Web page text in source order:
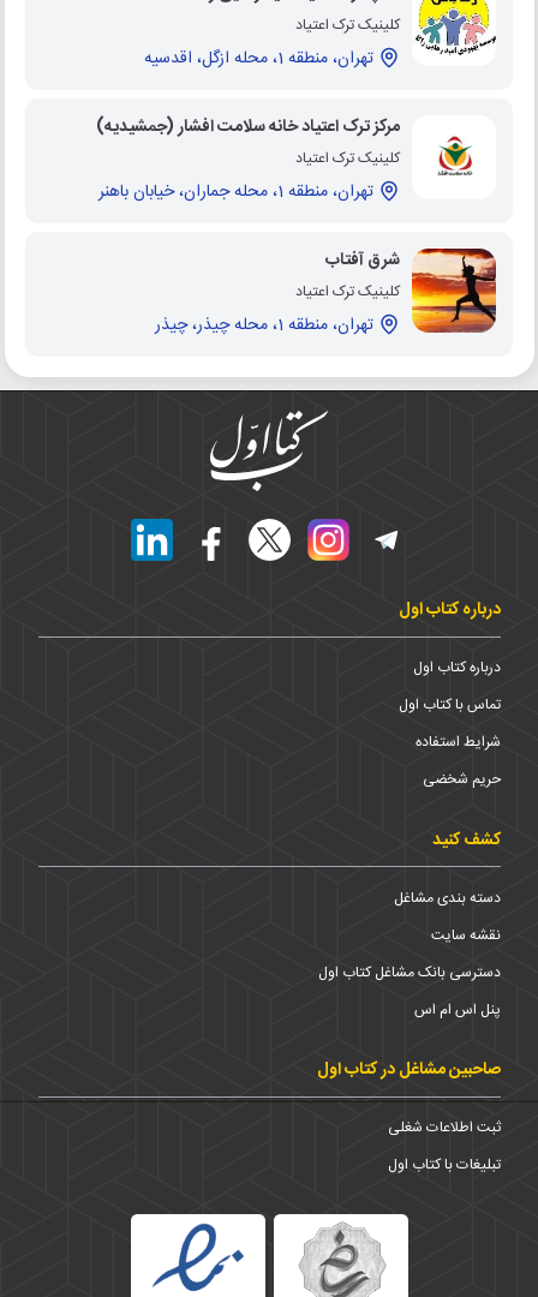
کلینیک ترک اعتیاد
تهران، منطقه 1، محله ازگل، اقدسیه
مرکز ترک اعتیاد خانه سلامت افشار (جمشیدیه)
کلینیک ترک اعتیاد
تهران، منطقه 1، محله جماران، خیابان باهنر
شرق آفتاب
کلینیک ترک اعتیاد
تهران، منطقه 1، محله چیذر، چیذر
درباره کتاب اول
درباره کتاب اول
تماس با کتاب اول
شرایط استفاده
حریم شخضی
کشف کنید
دسته بندی مشاغل
نقشه سایت
دسترسی بانک مشاغل کتاب اول
پنل اس ام اس
صاحبین مشاغل در کتاب اول
ثبت اطلاعات شغلی
تبلیغات با کتاب اول